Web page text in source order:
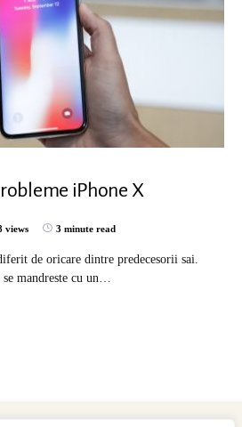
iPhone X
views 3 minute read
de oricare dintre predecesorii sai.
mandreste cu un…